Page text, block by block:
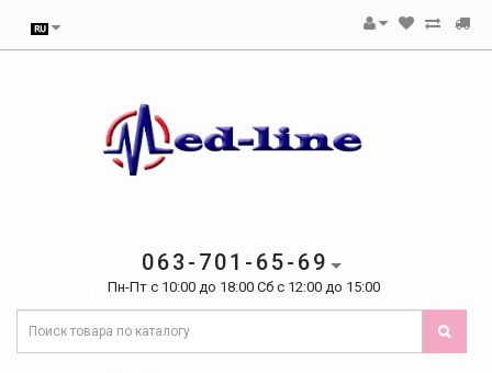
063-701-65-69
Пн-Пт с 10:00 до 18:00 Сб с 12:00 до 15:00